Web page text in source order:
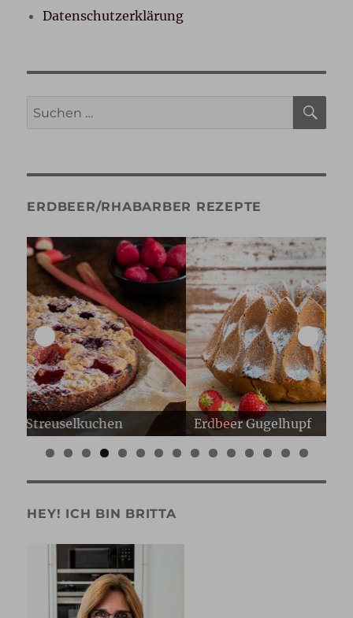
Datenschutzerklärung
Suche
ERDBEER/RHABARBER REZEPTE
Erdbeer Gugelhupf
0 1 2 3 4 5
HEY! ICH BIN BRITTA